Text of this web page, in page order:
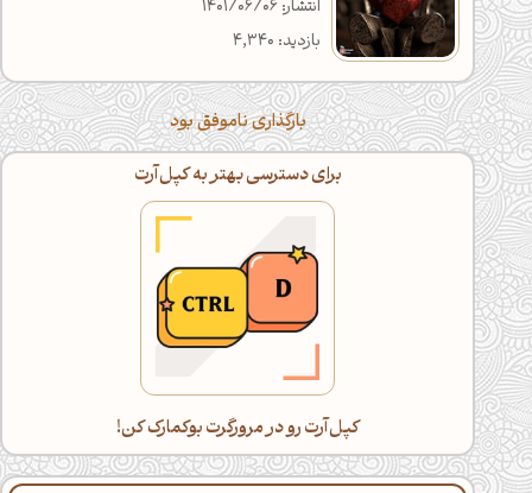
انتشار: 1401/06/06
بازدید: 4,340
بارگذاری ناموفق بود
برای دسترسی بهتر به کپل‌آرت
کپل‌آرت رو در مرورگرت بوکمارک کن!